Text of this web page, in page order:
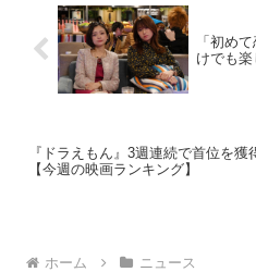
「初め
けでも楽
『ドラえもん』3週連続で首位を獲
【今週の映画ランキング】
ホーム ニュース